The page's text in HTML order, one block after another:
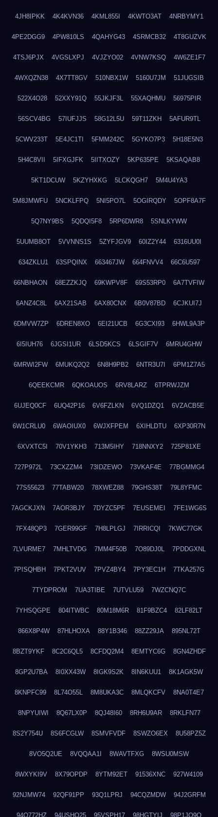
4JH8IPKK 4K4KVN36 4KML855I 4KWTO3AT 4NRBYMY1
4PE2DGG9 4PW810LS 4QAHYG43 4SRMCB32 4T8GUZVK
4TSJ6PJX 4VGSLXPJ 4VJZYO02 4VNW7KSQ 4W6ZE1F7
4WXQZN38 4X7TT8GV 510NBX1W 5160U7JM 51JUGSIB
522X4O28 52XXY91Q 55JKJF3L 55XAQHMU 56975PIR
56SCV4BG 57IUFJJS 58G12L5U 59T11ZKH 5AFUR9TL
5CWV233T 5E4JC1TI 5FMM242C 5GYKO7P3 5H18E5N3
5H4C8VII 5IFXGJFK 5IITXOZY 5KP635PE 5KSAQAB8
5KT1DCUW 5KZYHXKG 5LCKQGH7 5M4U4YA3
5M8JMWFU 5NCKLFPQ 5NI5PO7L 5OGIRQDY 5OPF8A7F
5Q7NY9BS 5QDQI5F8 5RP6DWR8 5SNLKYWW
5UUMB8OT 5VVNNS1S 5ZYFJGV9 60IZ2Y44 6316UU0I
634ZKLU1 63SPQINX 663467JW 664FNVV4 66C6U597
66NBHAON 68EZZKJQ 69KWPV8F 69S53RP0 6A7TVFIW
6ANZ4C8L 6AX21SAB 6AX80CNX 6B0V87BD 6CJKUI7J
6DMVW7ZP 6DREN8XO 6EI21UCB 6G3CXI93 6HWL9A3P
6I5IUH76 6JGSI1UR 6LSD5KCS 6LSGIF7V 6MRU4GHW
6MRWI2FW 6MUKQ2Q2 6N8H9PB2 6NTR3U7I 6PM1Z7A5
6QEEKCMR 6QKOAUOS 6RV8LARZ 6TPRWJZM
6UJEQ0CF 6UQ42P16 6V6FZLKN 6VQ1DZQ1 6VZACB5E
6W1CRLU0 6WAOIUX0 6WJXFPEM 6XIHLDTU 6XP30R7N
6XVXTC5I 70V1YKH3 713M5IHY 718NNXY2 725P81XE
727P972L 73CXZZM4 73IDZEWO 73VKAF4E 77BGMMG4
77S55623 77TABW20 78XWEZ88 79GHS38T 79L8YFMC
7AGCKJXN 7AOR3BJY 7DYZC5PF 7EUSEMEI 7FE1WG6S
7FX48QP3 7GER99GF 7H8LPLGJ 7IRRICQI 7KWC77GK
7LVURME7 7MHLTVDG 7MM4F50B 7O89DJ0L 7PDDGXNL
7PISQHBH 7PKT2VUV 7PVZ4BY4 7PY3EC1H 7TKA257G
7TYDPROM 7UA3TIBE 7UTVLU59 7WZCNQ7C
7YHSQGPE 804ITWBC 80M18M6R 81F9BZC4 82LF82LT
866X8P4W 87HLHOXA 88Y1B346 88ZZ29JA 895NL72T
8BZT9YKF 8C2C6QL5 8CFDQ2M4 8EMTYC6G 8GN4ZHDF
8GP2U7BA 8I0XX43W 8IGK9S2K 8IN6KUU1 8K1AGK5W
8KNPFC99 8L74O55L 8M8UKA3C 8MLQKCFV 8NA0T4E7
8NPYUIWI 8Q67LX0P 8QJ48I60 8RH6U9AR 8RKLFN77
8S2Y754U 8S6FCGLW 8SMVFVDF 8SWZO6EX 8U58PZ5Z
8VO5Q2UE 8VQQAA1I 8WAVTFXG 8WSU0MSW
8WXYKI9V 8X79OPDP 8YTM92ET 91536XNC 927W4109
92NJMW74 92QF91PP 93Q1LPRJ 94CQZMDW 94J2GRFM
94Q772HZ 94USHO25 95VSPH17 98HGTYIJ 98P1JO9O